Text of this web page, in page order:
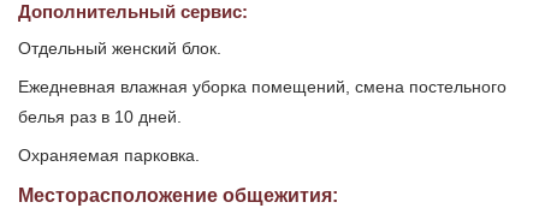
Дополнительный сервис:
Отдельный женский блок.
Ежедневная влажная уборка помещений, смена постельного
белья раз в 10 дней.
Охраняемая парковка.
Месторасположение общежития: